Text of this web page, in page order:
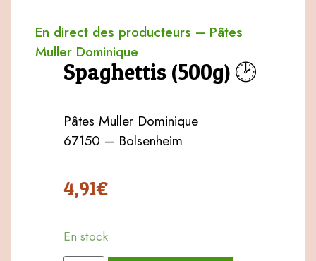
En direct des producteurs – Pâtes
Muller Dominique
Spaghettis (500g) 🕑
Pâtes Muller Dominique
67150 – Bolsenheim
4,91€
En stock